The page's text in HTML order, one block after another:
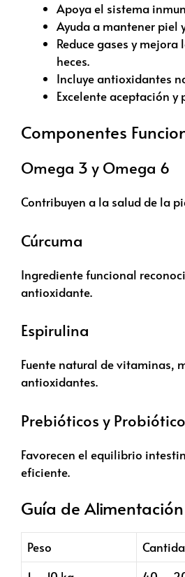
Apoya el sistema
Ayuda a mantener piel
Reduce gases y
heces.
Incluye antioxidantes
Excelente aceptación
Componentes
Omega 3 y Omega 6
Contribuyen a la salud de la
Cúrcuma
Ingrediente funcional
antioxidante.
Espirulina
Fuente natural de vitaminas,
antioxidantes.
Prebióticos y
Favorecen el equilibrio
eficiente.
Guía de Alimentación
Peso